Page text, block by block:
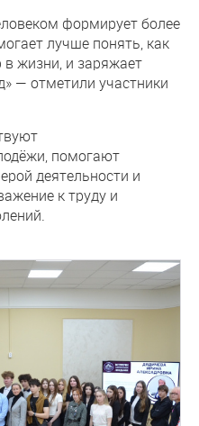
формирует более
лучше понять, как
жизни, и заряжает
— отметили участники
помогают
деятельности и
к труду и